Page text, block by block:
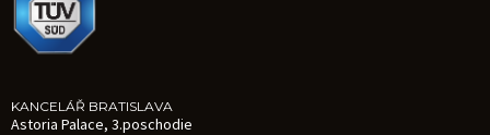
KANCELÁŘ BRATISLAVA
Astoria Palace, 3.poschodie